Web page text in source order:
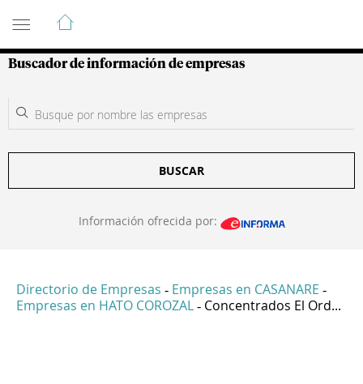
Guía de Empresas Colombianas
Buscador de información de empresas
BUSCAR
Información ofrecida por:
Directorio de Empresas - Empresas en CASANARE -
Empresas en HATO COROZAL - Concentrados El Ord...